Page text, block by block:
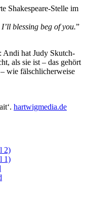
Shakespeare-Stelle im
blessing beg of you.”
Andi hat Judy Skutch-
als sie ist – das gehört
wie fälschlicherweise
hartwigmedia.de
2)
1)